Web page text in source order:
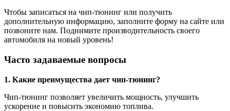
Чтобы записаться на чип-тюнинг или получить
дополнительную информацию, заполните форму на сайте или
позвоните нам. Поднимите производительность своего
автомобиля на новый уровень!
Часто задаваемые вопросы
1. Какие преимущества дает чип-тюнинг?
Чип-тюнинг позволяет увеличить мощность, улучшить
ускорение и повысить экономию топлива.